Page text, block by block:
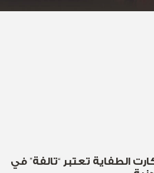
الطفاية تعتبر “تالفة” في